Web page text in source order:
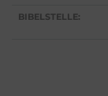
BIBELSTELLE: